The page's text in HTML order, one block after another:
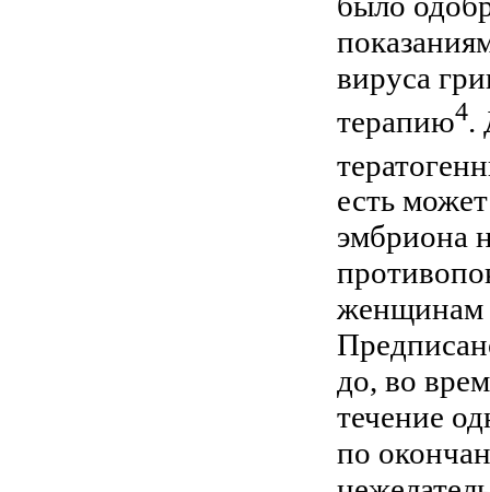
вируса
терапию4.
есть
эмбриона
женщинам
до, во
течение
по